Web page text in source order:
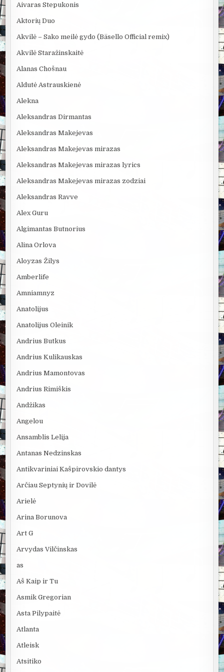
Aivaras Stepukonis
Aktorių Duo
Akvilė – Sako meilė gydo (Bäsello Official remix)
Akvilė Staražinskaitė
Alanas Chošnau
Aldutė Astrauskienė
Alekna
Aleksandras Dirmantas
Aleksandras Makejevas
Aleksandras Makejevas mirazas
Aleksandras Makejevas mirazas lyrics
Aleksandras Makejevas mirazas zodziai
Aleksandras Ravve
Alex Guru
Algimantas Butnorius
Alina Orlova
Aloyzas Žilys
Amberlife
Amniamnyz
Anatolijus
Anatolijus Oleinik
Andrius Butkus
Andrius Kulikauskas
Andrius Mamontovas
Andrius Rimiškis
Andžikas
Angelou
Ansamblis Lelija
Antanas Nedzinskas
Antikvariniai Kašpirovskio dantys
Arčiau Septynių ir Dovilė
Arielė
Arina Borunova
Art G
Arvydas Vilčinskas
as
Aš Kaip ir Tu
Asmik Gregorian
Asta Pilypaitė
Atlanta
Atleisk
Atsitiko